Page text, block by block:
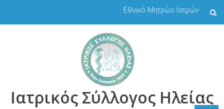
Εθνικό Μητρώο Ιατρών
Ιατρικός Σύλλογος Ηλείας